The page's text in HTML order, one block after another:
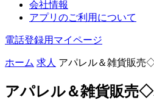
会社情報
アプリのご利用について
電話登録用マイページ
ホーム 求人 アパレル＆雑貨販売
アパレル＆雑貨販売